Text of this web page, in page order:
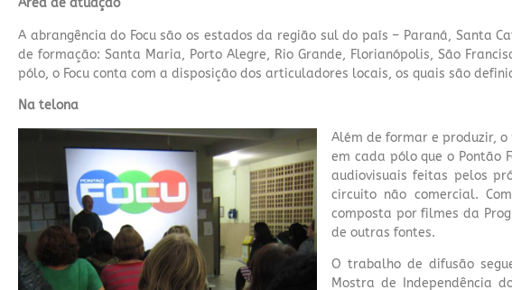
Área de atuação
A abrangência do Focu são os estados da região sul do país – Paraná, Santa
de formação: Santa Maria, Porto Alegre, Rio Grande, Florianópolis, São
pólo, o Focu conta com a disposição dos articuladores locais, os quais são
Na telona
Além de formar e produzir,
em cada pólo que o Pontão
audiovisuais feitas pelos
circuito não comercial.
composta por filmes da
de outras fontes.
O trabalho de difusão
Mostra de Independência